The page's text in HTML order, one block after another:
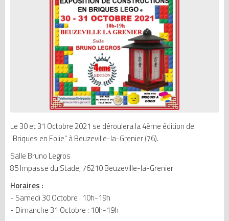
Le 30 et 31 Octobre 2021 se déroulera la 4ème édition de
"Briques en Folie" à Beuzeville-la-Grenier (76).
Salle Bruno Legros
85 Impasse du Stade, 76210 Beuzeville-la-Grenier
Horaires :
- Samedi 30 Octobre : 10h-19h
- Dimanche 31 Octobre : 10h-19h